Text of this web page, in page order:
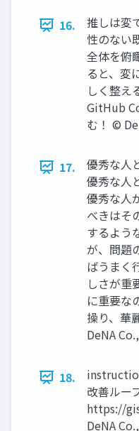
16.
推しは変
性のない
全体を俯
ると、変
しく整え
GitHub
む！ ©
17.
優秀な人
優秀な人
優秀な人
べきはそ
するよう
が、問題
ばうまく
しさが重
に重要な
操り、華
DeNA
18.
改善ルー
https://
DeNA